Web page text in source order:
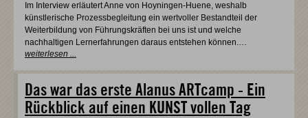
Im Interview erläutert Anne von Hoyningen-Huene, weshalb
künstlerische Prozessbegleitung ein wertvoller Bestandteil der
Weiterbildung von Führungskräften bei uns ist und welche
nachhaltigen Lernerfahrungen daraus entstehen können.…
weiterlesen ...
Das war das erste Alanus ARTcamp - Ein
Rückblick auf einen KUNST vollen Tag